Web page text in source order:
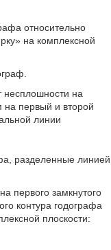
относительно
на комплексной
несплошности на
на первый и второй
линии
разделенные линией
первого замкнутого
контура годографа
плоскости: